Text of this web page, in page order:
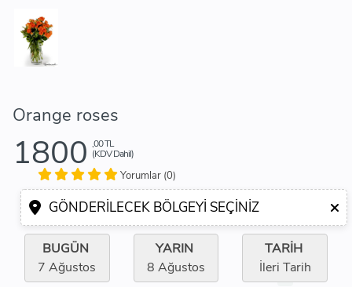
Orange roses
1800 ,00 TL
(KDV Dahil)
Yorumlar (0)
GÖNDERILECEK BÖLGEYI SEÇINIZ
BUGÜN
7 Ağustos
YARIN
8 Ağustos
TARİH
İleri Tarih